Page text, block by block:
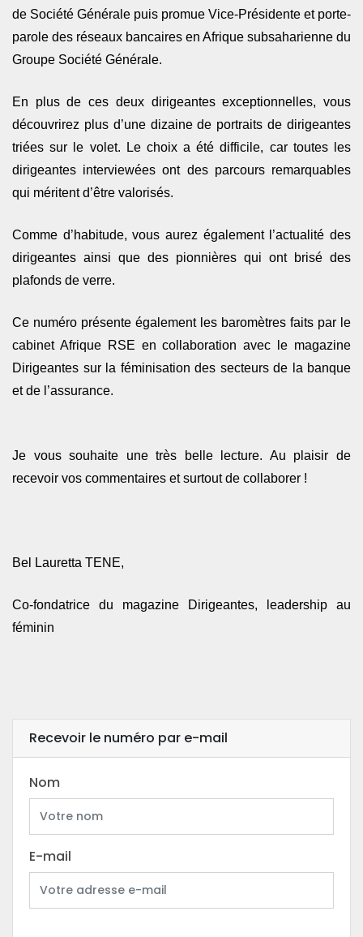
de Société Générale puis promue Vice-Présidente et porte-
parole des réseaux bancaires en Afrique subsaharienne du
Groupe Société Générale.
En plus de ces deux dirigeantes exceptionnelles, vous
découvrirez plus d’une dizaine de portraits de dirigeantes
triées sur le volet. Le choix a été difficile, car toutes les
dirigeantes interviewées ont des parcours remarquables
qui méritent d’être valorisés.
Comme d’habitude, vous aurez également l’actualité des
dirigeantes ainsi que des pionnières qui ont brisé des
plafonds de verre.
Ce numéro présente également les baromètres faits par le
cabinet Afrique RSE en collaboration avec le magazine
Dirigeantes sur la féminisation des secteurs de la banque
et de l’assurance.
Je vous souhaite une très belle lecture. Au plaisir de
recevoir vos commentaires et surtout de collaborer !
Bel Lauretta TENE,
Co-fondatrice du magazine Dirigeantes, leadership au
féminin
Recevoir le numéro par e-mail
Nom
E-mail